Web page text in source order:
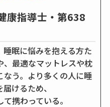
康指導士・第638
睡眠に悩みを抱える方た
、最適なマットレスや枕
う。より多くの人に睡
けるため、
携わっている。